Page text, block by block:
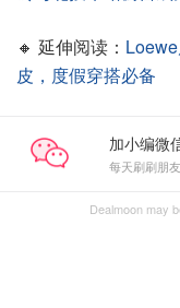
🔸 延伸阅读：
皮，度假穿搭必备
加小编微
每天刷刷朋
Dealmoon may